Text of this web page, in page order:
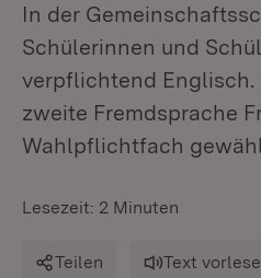
In der
Schülerinnen und
verpflichtend Englisch.
zweite Fremdsprache
Wahlpflichtfach
Lesezeit: 2 Minuten
Teilen Text